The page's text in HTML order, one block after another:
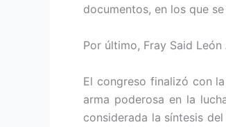
documentos, en los que
Por último, Fray Said
El congreso finalizó con
arma poderosa en la
considerada la síntesis